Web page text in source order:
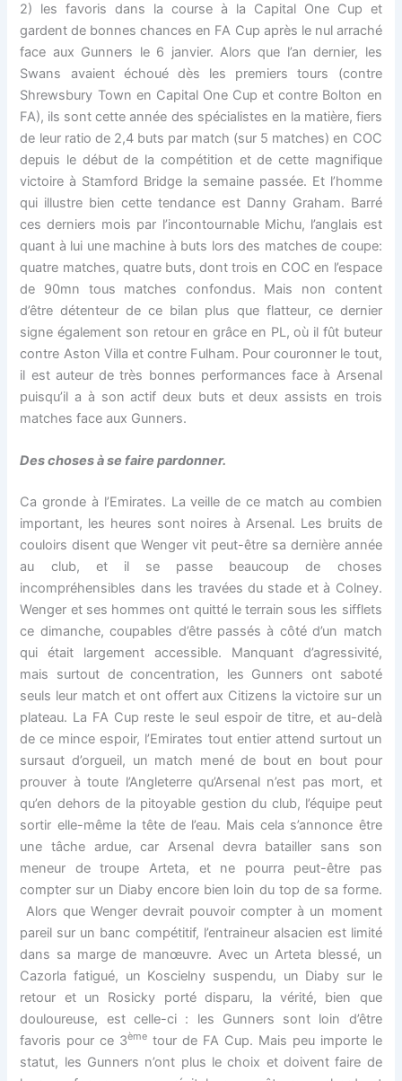
2) les favoris dans la course à la Capital One Cup et
gardent de bonnes chances en FA Cup après le nul arraché
face aux Gunners le 6 janvier. Alors que l’an dernier, les
Swans avaient échoué dès les premiers tours (contre
Shrewsbury Town en Capital One Cup et contre Bolton en
FA), ils sont cette année des spécialistes en la matière, fiers
de leur ratio de 2,4 buts par match (sur 5 matches) en COC
depuis le début de la compétition et de cette magnifique
victoire à Stamford Bridge la semaine passée. Et l’homme
qui illustre bien cette tendance est Danny Graham. Barré
ces derniers mois par l’incontournable Michu, l’anglais est
quant à lui une machine à buts lors des matches de coupe:
quatre matches, quatre buts, dont trois en COC en l’espace
de 90mn tous matches confondus. Mais non content
d’être détenteur de ce bilan plus que flatteur, ce dernier
signe également son retour en grâce en PL, où il fût buteur
contre Aston Villa et contre Fulham. Pour couronner le tout,
il est auteur de très bonnes performances face à Arsenal
puisqu’il a à son actif deux buts et deux assists en trois
matches face aux Gunners.
Des choses à se faire pardonner.
Ca gronde à l’Emirates. La veille de ce match au combien
important, les heures sont noires à Arsenal. Les bruits de
couloirs disent que Wenger vit peut-être sa dernière année
au club, et il se passe beaucoup de choses
incompréhensibles dans les travées du stade et à Colney.
Wenger et ses hommes ont quitté le terrain sous les sifflets
ce dimanche, coupables d’être passés à côté d’un match
qui était largement accessible. Manquant d’agressivité,
mais surtout de concentration, les Gunners ont saboté
seuls leur match et ont offert aux Citizens la victoire sur un
plateau. La FA Cup reste le seul espoir de titre, et au-delà
de ce mince espoir, l’Emirates tout entier attend surtout un
sursaut d’orgueil, un match mené de bout en bout pour
prouver à toute l’Angleterre qu’Arsenal n’est pas mort, et
qu’en dehors de la pitoyable gestion du club, l’équipe peut
sortir elle-même la tête de l’eau. Mais cela s’annonce être
une tâche ardue, car Arsenal devra batailler sans son
meneur de troupe Arteta, et ne pourra peut-être pas
compter sur un Diaby encore bien loin du top de sa forme.
Alors que Wenger devrait pouvoir compter à un moment
pareil sur un banc compétitif, l’entraineur alsacien est limité
dans sa marge de manœuvre. Avec un Arteta blessé, un
Cazorla fatigué, un Koscielny suspendu, un Diaby sur le
retour et un Rosicky porté disparu, la vérité, bien que
douloureuse, est celle-ci : les Gunners sont loin d’être
favoris pour ce 3ème tour de FA Cup. Mais peu importe le
statut, les Gunners n’ont plus le choix et doivent faire de